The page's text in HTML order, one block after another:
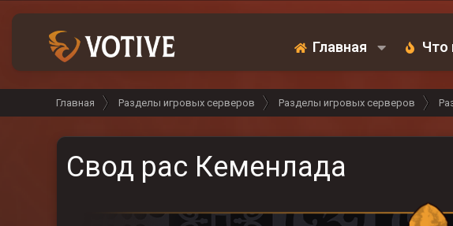
Главная Что
Главная Разделы игровых серверов Разделы игровых серверов
Свод рас Кеменлада